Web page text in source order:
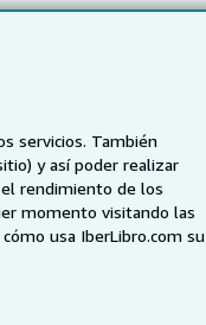
servicios. También
y así poder realizar
rendimiento de los
momento visitando las
usa IberLibro.com su
ZVAB.com